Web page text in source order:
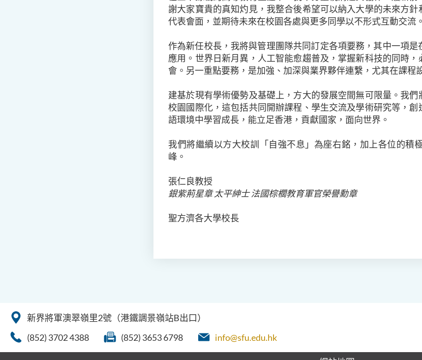
謝大家寶貴的真知灼見，我整合後希望可以納入大學的未來方
代表會面，並期待未來在校園各處與更多同學以不形式互動交流。
作為新任校長，我將與管理團隊共同訂定各項要務，其中一項是
應用。世界日新月異，人工智能愈趨普及，掌握新科技的同時
會。另一重點要務，是加強、加深與業界夥伴連繫，尤其在課程
建基於現有學術優勢及基礎上，方大的發展空間無可限量。我
校園國際化，這包括共同開辦課程、學生交流及學術研究等，
語環境中學習成長，能立足香港，貢獻國家，面向世界。
我們將繼續以方大校訓「自強不息」為座右銘，加上各位的積
峰。
張仁良教授
銀紫荊星章 太平紳士 法國棕櫚教育軍官榮譽勳章
聖方濟各大學校長
新界將軍澳翠嶺里2號（港鐵調景嶺站B出口）
(852) 3702 4388
(852) 3653 6798 info@sfu.edu.hk